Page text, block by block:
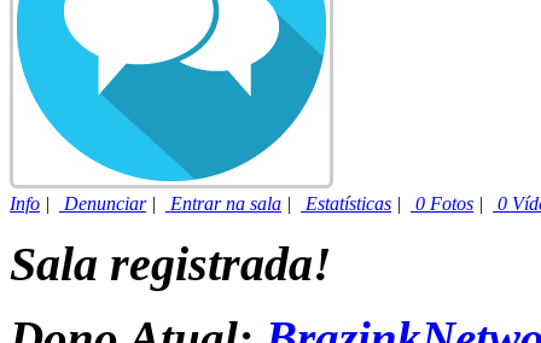
Info | Denunciar| Entrar na sala | Estatísticas | 0 Fotos | 0
Sala registrada!